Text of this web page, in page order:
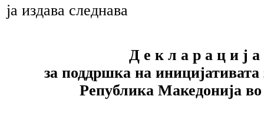
ја издава следнава
Д е к л а р а ц и ј а
за поддршка на
Република Македонија